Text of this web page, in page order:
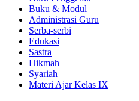
Buku & Modul
Administrasi Guru
Serba-serbi
Edukasi
Sastra
Hikmah
Syariah
Materi Ajar Kelas IX